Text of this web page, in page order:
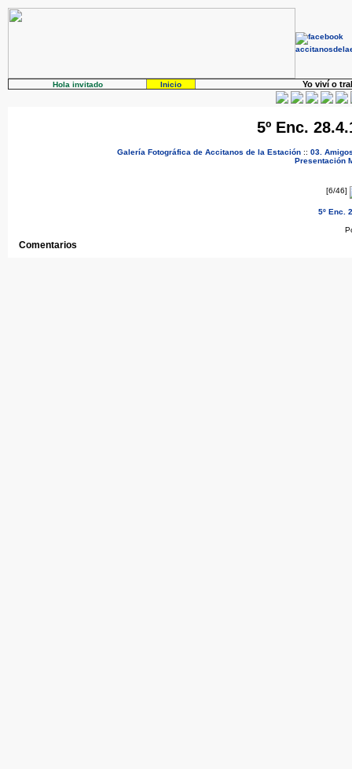
Hola invitado Inicio Yo viví o
5º Enc.
Galería Fotográfica de Accitanos de la Estación :: 03.
Presentación
[6/46]
5º Enc.
Comentarios